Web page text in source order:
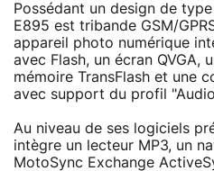
Possédant un design de type
E895 est tribande GSM/
appareil photo numérique
avec Flash, un écran QVGA,
mémoire TransFlash et une
avec support du profil
Au niveau de ses logiciels
intègre un lecteur MP3, un
MotoSync Exchange